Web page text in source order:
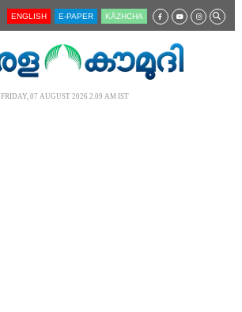
ENGLISH E-PAPER KĀZHCHA
FRIDAY, 07 AUGUST 2026 2.09 AM IST